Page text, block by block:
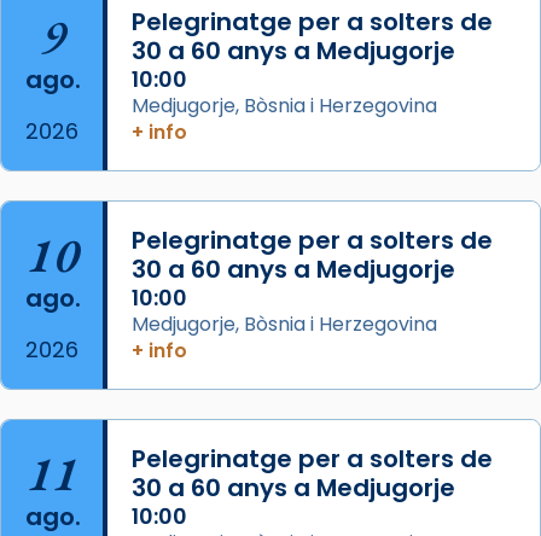
de Barcelona.
2 weeks ago
Aquest dilluns, 27 de juliol, ha tingut lloc la
missa d’acció de gràcies en agraïment al
comitè organitzador de la visita apostòlica
del Sant Pare Lleó XIV a Barcelona, i als
col·laboradors, a la Catedral de Barcelona.
L’arquebisbe de Barcelona, el cardenal Joan
Josep Omella, ha presidit la missa i l’ha
concelebrat el bisbe auxiliar de Barcelona,
Mons. David Abadías.
📸 Dr. G. Simón
Foto
View on Facebook · Share
Arquebisbat de Barcelona
9
ago.
2026
Pelegrinatge per a solters de
30 a 60 anys a Medjugorje
10:00
Medjugorje, Bòsnia i Herzegovina
+ info
10
ago.
2026
Pelegrinatge per a solters de
30 a 60 anys a Medjugorje
10:00
Medjugorje, Bòsnia i Herzegovina
+ info
11
ago.
Pelegrinatge per a solters de
30 a 60 anys a Medjugorje
10:00